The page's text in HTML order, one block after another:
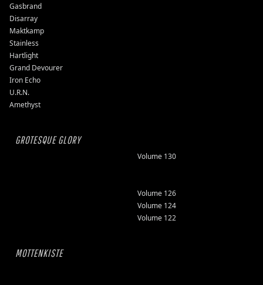
Gasbrand
Disarray
Maktkamp
Stainless
Hartlight
Grand Devourer
Iron Echo
U.R.N.
Amethyst
GROTESQUE GLORY
Volume 130
Volume 126
Volume 124
Volume 122
MOTTENKISTE